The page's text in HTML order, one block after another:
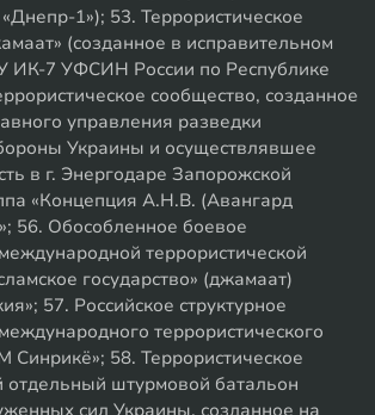
1»); 53. Террористическое
(созданное в исправительном
ИК-7 УФСИН России по Республике
сообщество, созданное
управления разведки
Украины и осуществлявшее
в г. Энергодаре Запорожской
«Концепция А.Н.В. (Авангард
56. Обособленное боевое
террористической
государство» (джамаат)
57. Российское структурное
террористического
Синрикё»; 58. Террористическое
отдельный штурмовой батальон
сил Украины, созданное на